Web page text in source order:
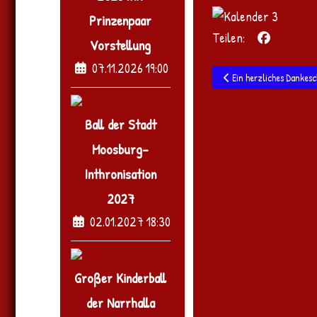
Prinzenpaar
Vorstellung
07.11.2026 19:00
Ball der Stadt
Moosburg-
Inthronisation
2027
02.01.2027 18:30
Großer Kinderball
der Narrhalla
Teilen:
Vorheriger Beitrag: Ein
Ein herzliches